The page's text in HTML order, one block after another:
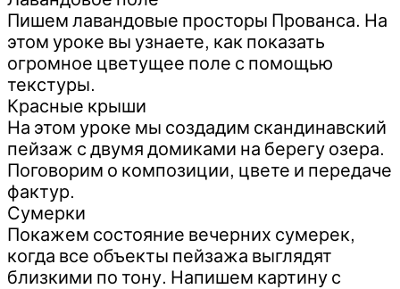
Пишем лавандовые просторы Прованса. На
этом уроке вы узнаете, как показать
огромное цветущее поле с помощью
текстуры.
Красные крыши
На этом уроке мы создадим скандинавский
пейзаж с двумя домиками на берегу озера.
Поговорим о композиции, цвете и передаче
фактур.
Сумерки
Покажем состояние вечерних сумерек,
когда все объекты пейзажа выглядят
близкими по тону. Напишем картину с